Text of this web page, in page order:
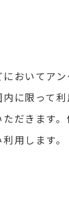
おいてア
に限って
だきます
用します。